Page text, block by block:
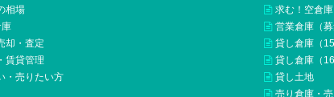
相場
却・査定
賃貸管理
・売りたい方
求む！空倉
営業倉庫（募
貸し倉庫（
貸し倉庫（
貸し土地
売り倉庫・